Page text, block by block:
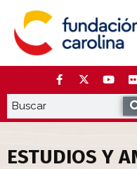
contenido
ESTUDIOS Y